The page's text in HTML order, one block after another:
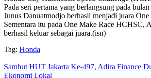
Pada seri pertama yang berlangsung pada
Junus Danuatmodjo berhasil menjadi juara
Sementara itu pada One Make Race HCHSC,
berhasil keluar sebagai juara.(isn)
Tag: Honda
Sambut HUT Jakarta Ke-497, Adira Finance
Ekonomi Lokal